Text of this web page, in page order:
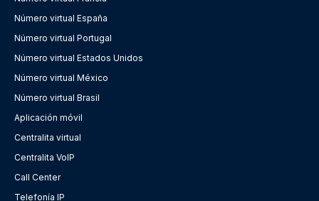
Número virtual España
Número virtual Portugal
Número virtual Estados Unidos
Número virtual México
Número virtual Brasil
Aplicación móvil
Centralita virtual
Centralita VoIP
Call Center
Telefonía IP